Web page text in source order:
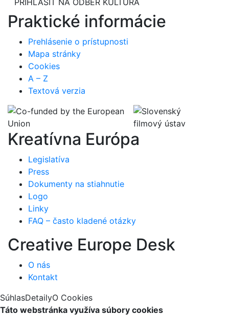
Praktické informácie
Prehlásenie o prístupnosti
Mapa stránky
Cookies
A – Z
Textová verzia
Kreatívna Európa
Legislatíva
Press
Dokumenty na stiahnutie
Logo
Linky
FAQ – často kladené otázky
Creative Europe Desk
O nás
Kontakt
SúhlasDetailyO Cookies
Táto webstránka využíva súbory cookies